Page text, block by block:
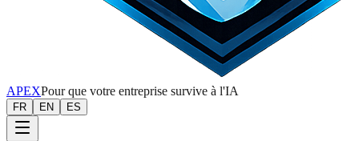
APEXPour que votre entreprise survive à l'IA
FR EN ES